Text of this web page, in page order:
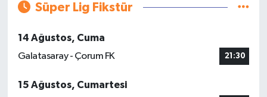
Süper Lig Fikstür
14 Ağustos, Cuma
Galatasaray - Çorum FK
21:30
15 Ağustos, Cumartesi